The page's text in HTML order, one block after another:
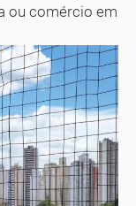
ou comércio em